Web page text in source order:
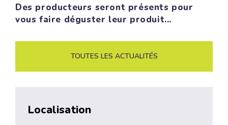
Des producteurs seront présents pour
vous faire déguster leur produit...
TOUTES LES ACTUALITÉS
Localisation